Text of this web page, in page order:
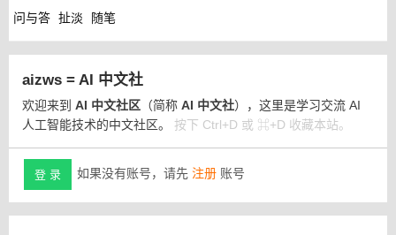
问与答 扯淡 随笔
aizws = AI 中文社
欢迎来到 AI 中文社区 （简称 AI 中文社），这里是学习交流 AI
人工智能技术的中文社区。 按下 Ctrl+D 或 ⌘+D 收藏本站。
登 录 如果没有账号，请先 注册 账号